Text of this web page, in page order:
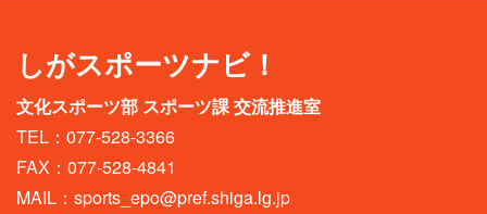
しがスポーツナビ！
文化スポーツ部 スポーツ課 交流推進室
TEL：077-528-3366
FAX：077-528-4841
MAIL： sports_epo@pref.shiga.lg.jp